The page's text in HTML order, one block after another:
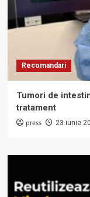
Recomandari
Tumori de
tratament
press 23 iunie